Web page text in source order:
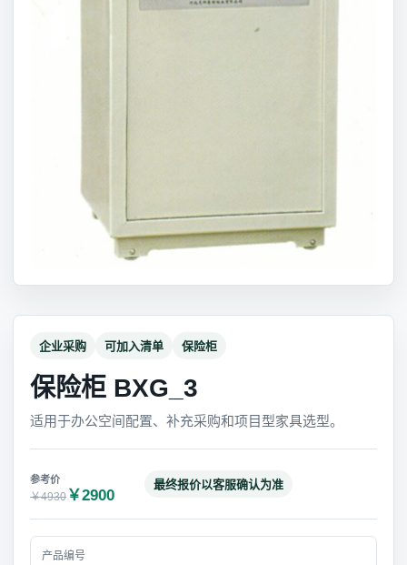
企业采购 可加入清单 保险柜
保险柜 BXG_3
适用于办公空间配置、补充采购和项目型家具选型。
￥4930 ￥2900
最终报价以客服确认为准
产品编号